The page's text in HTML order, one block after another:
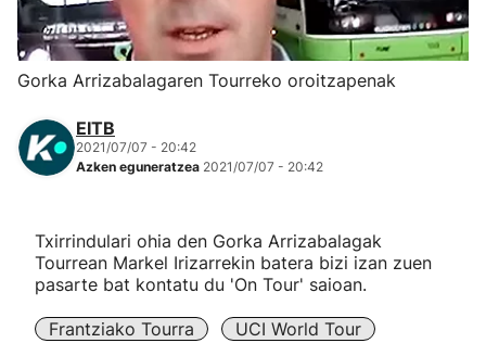
Herri-kirolak
Eskubaloia
Kirolak 360
Mendi-lasterketak
Kirol gehiago
Gorka Arrizabalagaren Tourreko oroitzapenak
EITB
2021/07/07 - 20:42
Azken eguneratzea 2021/07/07 - 20:42
Txirrindulari ohia den Gorka Arrizabalagak
Tourrean Markel Irizarrekin batera bizi izan zuen
pasarte bat kontatu du 'On Tour' saioan.
Frantziako Tourra UCI World Tour